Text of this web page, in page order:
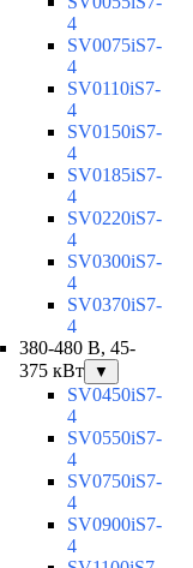
4
SV0075iS7-
4
SV0110iS7-
4
SV0150iS7-
4
SV0185iS7-
4
SV0220iS7-
4
SV0300iS7-
4
SV0370iS7-
4
380-480 В, 45-
375 кВт
▼
SV0450iS7-
4
SV0550iS7-
4
SV0750iS7-
4
SV0900iS7-
4